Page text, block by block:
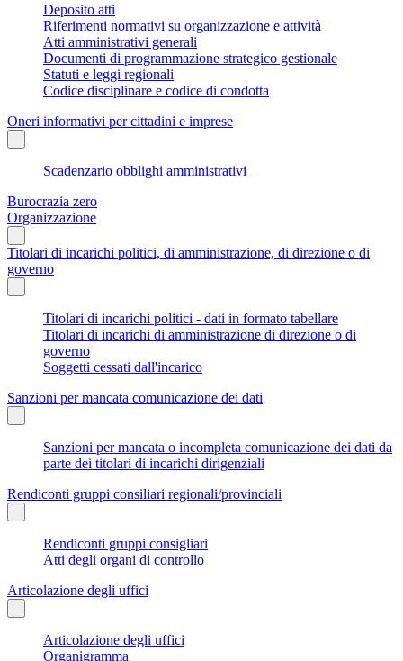
Deposito atti
Riferimenti normativi su organizzazione e attività
Atti amministrativi generali
Documenti di programmazione strategico gestionale
Statuti e leggi regionali
Codice disciplinare e codice di condotta
Oneri informativi per cittadini e imprese
Scadenzario obblighi amministrativi
Burocrazia zero
Organizzazione
Titolari di incarichi politici, di amministrazione, di direzione o di
governo
Titolari di incarichi politici - dati in formato tabellare
Titolari di incarichi di amministrazione di direzione o di
governo
Soggetti cessati dall'incarico
Sanzioni per mancata comunicazione dei dati
Sanzioni per mancata o incompleta comunicazione dei dati da
parte dei titolari di incarichi dirigenziali
Rendiconti gruppi consiliari regionali/provinciali
Rendiconti gruppi consigliari
Atti degli organi di controllo
Articolazione degli uffici
Articolazione degli uffici
Organigramma